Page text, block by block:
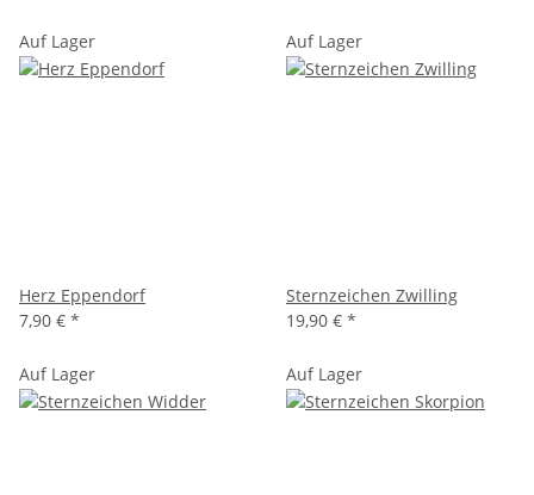
Auf Lager
Herz Eppendorf
7,90 € *
Auf Lager
Sternzeichen Zwilling
19,90 € *
Auf Lager Auf Lager